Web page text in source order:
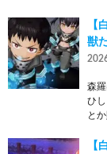
【
獣
森
ひ
と
【